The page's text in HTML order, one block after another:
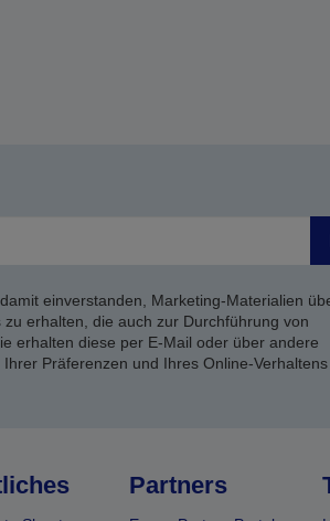
einverstanden, Marketing-Materialien
erhalten, die auch zur Durchführung von
erhalten diese per E-Mail oder über andere
Präferenzen und Ihres Online-Verhaltens
Partners